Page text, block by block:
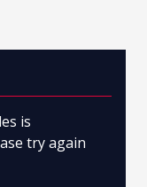
is
try again